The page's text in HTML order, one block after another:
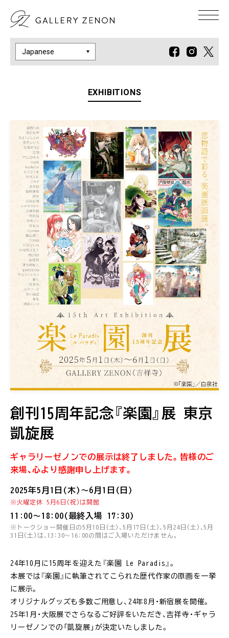
EXHIBITIONS
創刊15周年記念『楽園』展 東京
凱旋展
ギャラリーゼノンでの展示は終了しました。皆様のご
来場、心より感謝申し上げます。
2025年5月1日(木)〜6月1日(日)
※火曜定休 5月6日(祝)は開館
11:00〜18:00(最終入場 17:30)
※トークショー開催日の5月10日(土)、5月17日(土)、5月24日(土)、5月
31日(土)は、13:30〜16:00の間はご入場いただけません。
24年10月に15周年を迎えた『楽園 Le Paradis』。
本展では『楽園』に執筆されてこられた歴代作家の原画を一挙
に展示。
オリジナルグッズも多数ご用意し、24年8月・新宿展を開催。
25年1月・大阪展でさらなるご好評をいただき、吉祥寺・ギャラ
リーゼノンでの「凱旋展」が決定いたしました。